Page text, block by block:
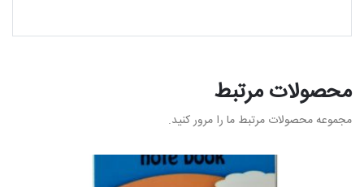
محصولات مرتبط
مجموعه محصولات مرتبط ما را مرور کنید.